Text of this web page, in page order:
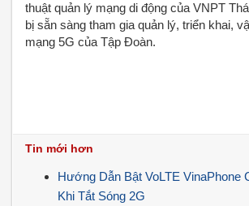
thuật quản lý mạng di động của VNPT
bị sẵn sàng tham gia quản lý, triển khai,
mạng 5G của Tập Đoàn.
Tin mới hơn
Hướng Dẫn Bật VoLTE VinaPhone
Khi Tắt Sóng 2G